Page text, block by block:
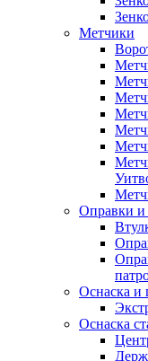
Метчики
Оправки и
Оснаска и
Оснаска